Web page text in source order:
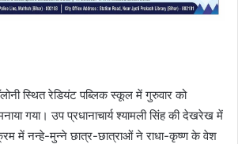
स्थित रेडियंट पब्लिक स्कूल में गुरुवार को
गया। उप प्रधानाचार्य श्यामली सिंह की देखरेख में
में नन्हे-मुन्ने छात्र-छात्राओं ने राधा-कृष्ण के वेश